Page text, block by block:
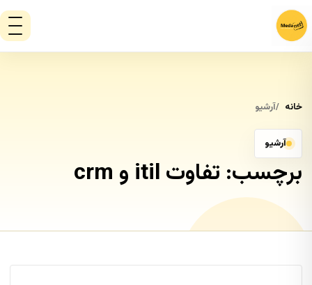
خانه آرشیو
آرشیو
برچسب: تفاوت itil و crm